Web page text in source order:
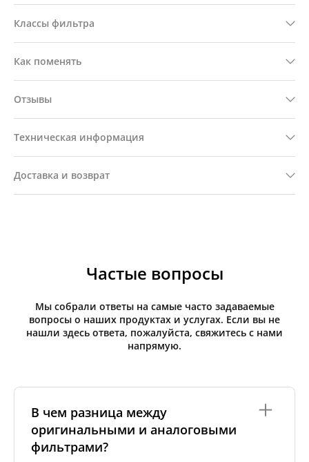
Классы фильтра
Как поменять
Отзывы
Техническая информация
Доставка и возврат
Частые вопросы
Мы собрали ответы на самые часто задаваемые
вопросы о наших продуктах и услугах. Если вы не
нашли здесь ответа, пожалуйста, свяжитесь с нами
напрямую.
В чем разница между
оригинальными и аналоговыми
фильтрами?